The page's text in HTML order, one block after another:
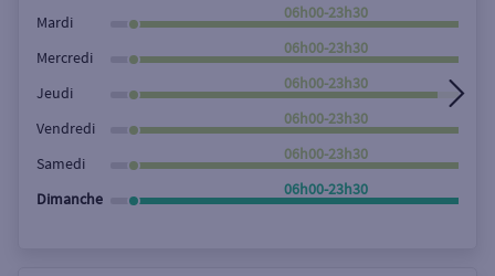
Rechercher
Mardi
06h00-23h30
Mercredi
06h00-23h30
Jeudi
06h00-23h30
Vendredi
06h00-23h30
Samedi
06h00-23h30
Dimanche
06h00-23h30